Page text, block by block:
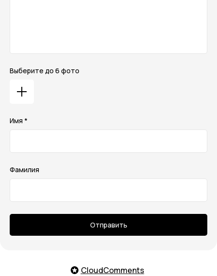
Выберите до 6 фото
Имя *
Фамилия
Отправить
CloudComments